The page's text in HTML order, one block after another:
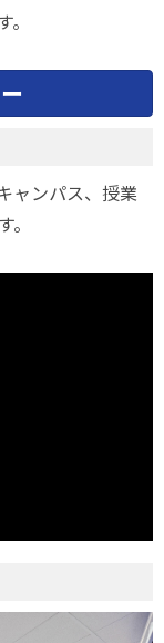
ャンパス、授業